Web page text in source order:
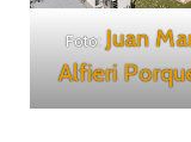
Foto: Juan
Alfieri